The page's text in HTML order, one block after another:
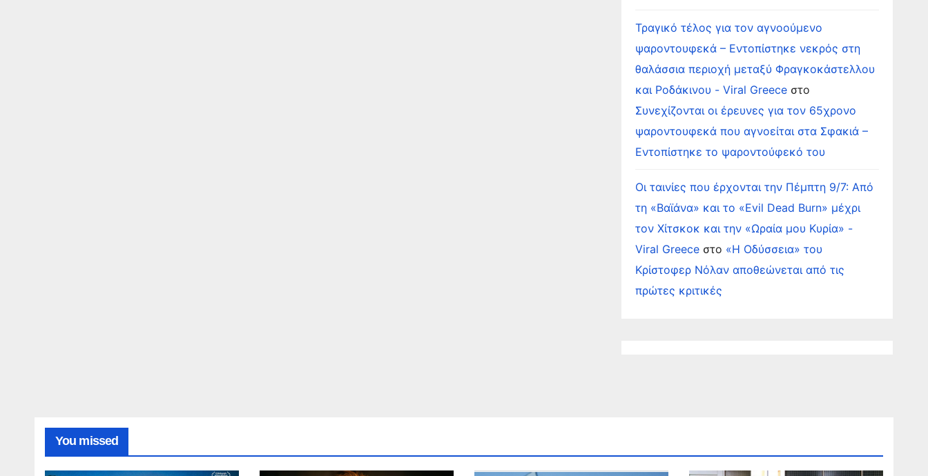
Τραγικό τέλος για τον αγνοούμενο
ψαροντουφεκά – Εντοπίστηκε νεκρός στη
θαλάσσια περιοχή μεταξύ Φραγκοκάστελλου
και Ροδάκινου - Viral Greece στο
Συνεχίζονται οι έρευνες για τον 65χρονο
ψαροντουφεκά που αγνοείται στα Σφακιά –
Εντοπίστηκε το ψαροντούφεκό του
Οι ταινίες που έρχονται την Πέμπτη 9/7: Από
τη «Βαϊάνα» και το «Evil Dead Burn» μέχρι
τον Χίτσκοκ και την «Ωραία μου Κυρία» -
Viral Greece στο «Η Οδύσσεια» του
Κρίστοφερ Νόλαν αποθεώνεται από τις
πρώτες κριτικές
You missed